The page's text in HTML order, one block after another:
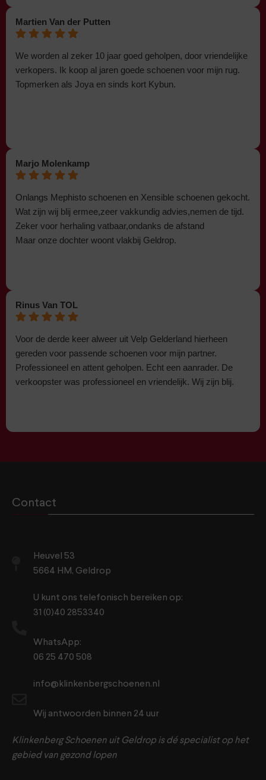
Martien Van der Putten
We worden al zeker 10 jaar goed geholpen, door vriendelijke
verkopers. Ik koop al jaren goede schoenen voor mijn rug.
Topmerken als Joya en sinds kort Kybun.
Marjo Molenkamp
Onlangs Mephisto schoenen en Xensible schoenen gekocht.
Wat zijn wij blij ermee,zeer vakkundig advies,nemen de tijd.
Zeker voor herhaling vatbaar,ondanks de afstand
Maar onze dochter woont vlakbij Geldrop.
Rinus Van TOL
Voor de derde keer alweer uit Velp Gelderland hierheen
gereden voor passende schoenen voor mijn partner.
Professioneel en attent geholpen. Echt een aanrader. De
verkoopster was professioneel en vriendelijk. Wij zijn blij.
Contact
Heuvel 53
5664 HM, Geldrop
U kunt ons telefonisch bereiken op:
31 (0)40 2853340
WhatsApp:
06 25 470 508
info@klinkenbergschoenen.nl
Wij antwoorden binnen 24 uur
Klinkenberg Schoenen uit Geldrop is dé specialist op het
gebied van gezond lopen